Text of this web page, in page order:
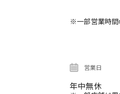
※一部営業時間
営業日
年中無休